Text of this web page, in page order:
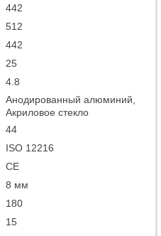
442
512
442
25
4.8
Анодированный алюминий,
Акриловое стекло
44
ISO 12216
СЕ
8 мм
180
15